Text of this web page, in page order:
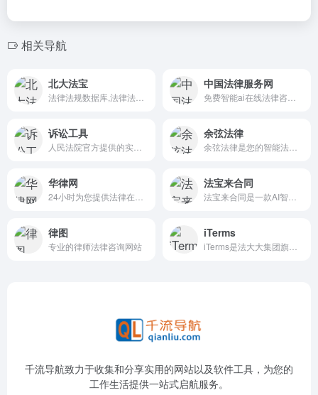
相关导航
北大法宝 中国法律服务网
诉讼工具 余弦法律
华律网 法宝来合同
律图
专业的律师法律咨询网站
iTerms
千流导航致力于收集和分享实用的网站以及软件工具，为您的
工作生活提供一站式启航服务。